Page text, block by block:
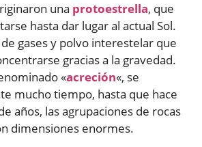
una protoestrella, que
hasta dar lugar al actual Sol.
gases y polvo interestelar que
gracias a la gravedad.
«acreción«, se
mucho tiempo, hasta que hace
años, las agrupaciones de rocas
dimensiones enormes.